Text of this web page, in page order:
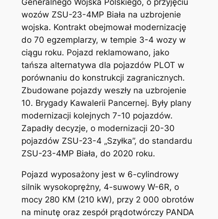
Generalnego Wojska Polskiego, o przyjęciu
wozów ZSU-23-4MP Biała na uzbrojenie
wojska. Kontrakt obejmował modernizację
do 70 egzemplarzy, w tempie 3-4 wozy w
ciągu roku. Pojazd reklamowano, jako
tańsza alternatywa dla pojazdów PLOT w
porównaniu do konstrukcji zagranicznych.
Zbudowane pojazdy weszły na uzbrojenie
10. Brygady Kawalerii Pancernej. Były plany
modernizacji kolejnych 7-10 pojazdów.
Zapadły decyzje, o modernizacji 20-30
pojazdów ZSU-23-4 „Szyłka”, do standardu
ZSU-23-4MP Biała, do 2020 roku.
Pojazd wyposażony jest w 6-cylindrowy
silnik wysokoprężny, 4-suwowy W-6R, o
mocy 280 KM (210 kW), przy 2 000 obrotów
na minutę oraz zespół prądotwórczy PANDA